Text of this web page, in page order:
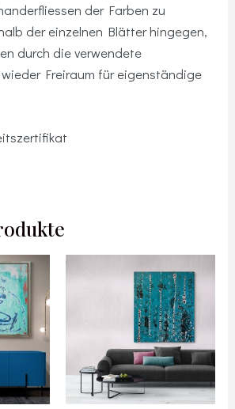
der Farben zu
der einzelnen Blätter hingegen,
durch die verwendete
Freiraum für eigenständige